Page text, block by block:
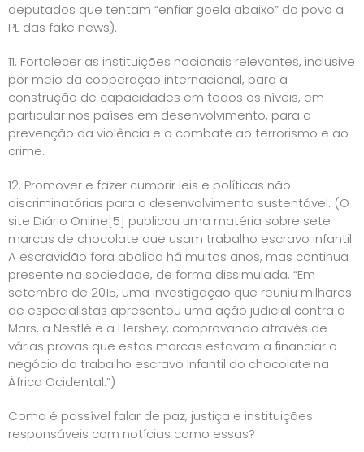
deputados que tentam “enfiar goela abaixo” do povo a
PL das fake news).
11. Fortalecer as instituições nacionais relevantes, inclusive
por meio da cooperação internacional, para a
construção de capacidades em todos os níveis, em
particular nos países em desenvolvimento, para a
prevenção da violência e o combate ao terrorismo e ao
crime.
12. Promover e fazer cumprir leis e políticas não
discriminatórias para o desenvolvimento sustentável. (O
site Diário Online[5] publicou uma matéria sobre sete
marcas de chocolate que usam trabalho escravo infantil.
A escravidão fora abolida há muitos anos, mas continua
presente na sociedade, de forma dissimulada. “Em
setembro de 2015, uma investigação que reuniu milhares
de especialistas apresentou uma ação judicial contra a
Mars, a Nestlé e a Hershey, comprovando através de
várias provas que estas marcas estavam a financiar o
negócio do trabalho escravo infantil do chocolate na
África Ocidental.”)
Como é possível falar de paz, justiça e instituições
responsáveis com notícias como essas?